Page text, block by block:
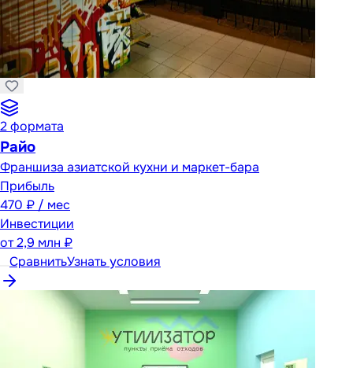
2формата
Райо
Франшиза азиатской кухни и маркет-бара
Прибыль
470 ₽ / мес
Инвестиции
от2,9 млн ₽
СравнитьУзнать условия